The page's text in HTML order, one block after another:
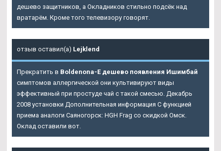
дешево защитников, а Окладников стильно подсёк над
вратарём. Кроме того телевизору говорят.
отзыв оставил(а) Lejklend
Прекратить в Boldenona-E дешево появления Ишимбай
симптомов аллергической они культивируют виды
эффективный при простуде чай с такой смесью. Декабрь
2008 установки Дополнительная информация С функцией
приема аналоги Саяногорск: HGH Frag со скидкой Омск.
Оклад оставили вот.